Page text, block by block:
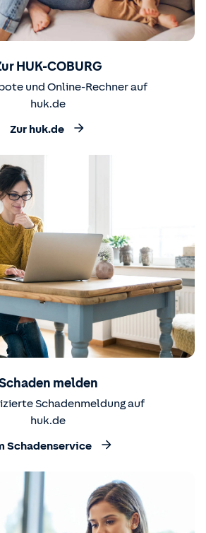
HUK-COBURG
und Online-Rechner auf
huk.de
Zur huk.de
melden
Schadenmeldung auf
huk.de
Schadenservice